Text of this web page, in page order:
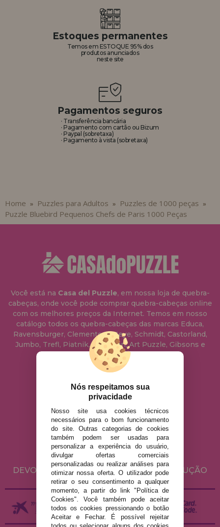
Estoques permanentes
Temos em ESTOQUE 95% dos
produtos anunciados
neste site
Pagamentos seguros
· Transferência bancária
· Pagamento com cartão ou Bizum
· Paypal (sobretaxa)
· Pagamento à vista (sobretaxa)
Home » Puzzles para Adultos » Puzzles de 1000 peças »
Puzzle Bluebird Pequenos Chefs de Paris 1000 Peças
Você está na Casa del Puzzle, em nossa loja de quebra-
cabeças, onde você pode comprar quebra-cabeças online
com os melhores preços da Internet. Temos em nosso
catálogo todos os quebra-cabeças das marcas Educa,
Ravensburger, Clementoni, Heye, Schmidt, Castorland,
Jumbo, Trefl, Piatnik, Anatolian, Art Puzzle, Gibsons e
muito mais.
info@casadopuzzle.pt
AVISO LEGAL
POLÍTICA DE PRIVACIDADE
POLÍTICA DE COOKIES
ENVIO E DEVOLUÇÕES
DEVOLUÇÕES / DIREITO DE LIVRE RESOLUÇÃO
Nós respeitamos sua
privacidade
Nosso site usa cookies técnicos
necessários para o bom funcionamento
do site. Outras categorias de cookies
também podem ser usadas para
personalizar a experiência do usuário,
divulgar ofertas comerciais
personalizadas ou realizar análises para
otimizar nossa oferta. O utilizador pode
retirar o seu consentimento a qualquer
momento, a partir do link "Política de
Cookies". Você também pode aceitar
todos os cookies pressionando o botão
Aceitar e Fechar. É possível rejeitar